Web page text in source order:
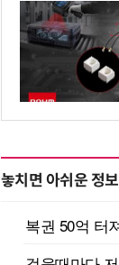
놓치면 아쉬운 정보